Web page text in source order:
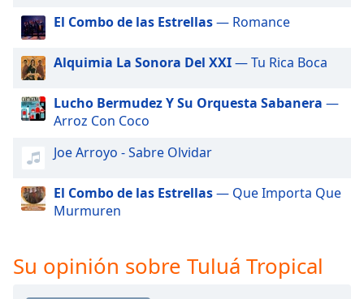
This
modal
window.
Beginning
dialog
window.
Escape
and
close
El Combo de las Estrellas— Romance
Alquimia La Sonora Del XXI— Tu Rica Boca
Lucho Bermudez Y Su Orquesta Sabanera —
Arroz Con Coco
Joe Arroyo - Sabre Olvidar
El Combo de las Estrellas— Que Importa Que
Murmuren
Su opinión sobre Tuluá Tropical